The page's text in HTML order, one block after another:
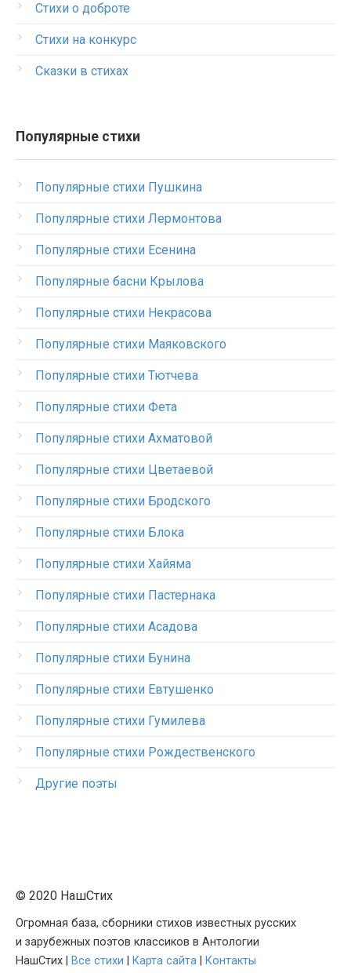
Стихи о доброте
Стихи на конкурс
Сказки в стихах
Популярные стихи
Популярные стихи Пушкина
Популярные стихи Лермонтова
Популярные стихи Есенина
Популярные басни Крылова
Популярные стихи Некрасова
Популярные стихи Маяковского
Популярные стихи Тютчева
Популярные стихи Фета
Популярные стихи Ахматовой
Популярные стихи Цветаевой
Популярные стихи Бродского
Популярные стихи Блока
Популярные стихи Хайяма
Популярные стихи Пастернака
Популярные стихи Асадова
Популярные стихи Бунина
Популярные стихи Евтушенко
Популярные стихи Гумилева
Популярные стихи Рождественского
Другие поэты
© 2020 НашСтих
Огромная база, сборники стихов известных русских
и зарубежных поэтов классиков в Антологии
НашСтих |
Все стихи Карта сайта Контакты